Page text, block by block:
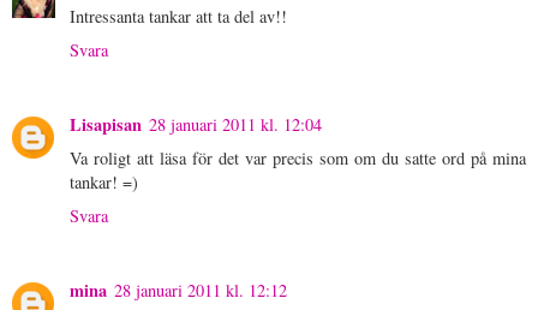
Intressanta tankar att ta del av!!
Svara
Lisapisan 28 januari 2011 kl. 12:04
Va roligt att läsa för det var precis som om du satte ord på mina
tankar! =)
Svara
mina 28 januari 2011 kl. 12:12